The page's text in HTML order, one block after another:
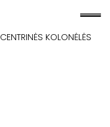
CENTRINĖS KOLONĖLĖS